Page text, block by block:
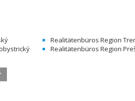
Realitätenbüros Region
Realitätenbüros Region